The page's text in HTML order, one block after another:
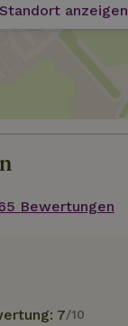
Standort anzeigen
Bewertungen
7/10